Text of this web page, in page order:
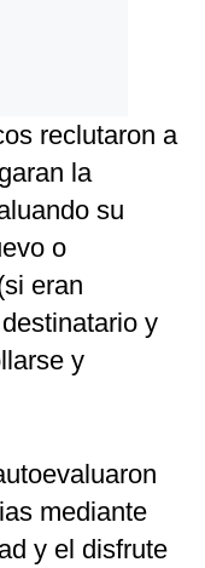
reclutaron a
la
su
o
eran
y
y
mediante
y el disfrute